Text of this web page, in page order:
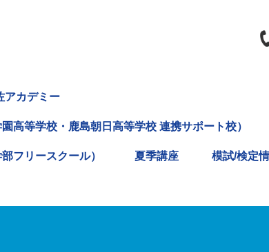
アカデミー
高等学校・鹿島朝日高等学校 連携サポート校）
フリースクール） 夏季講座 模試/検定